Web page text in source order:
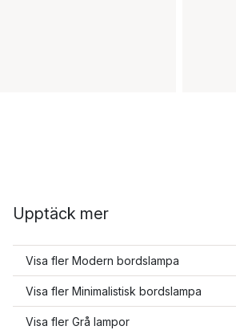
Upptäck mer
Visa fler Modern bordslampa
Visa fler Minimalistisk bordslampa
Visa fler Grå lampor